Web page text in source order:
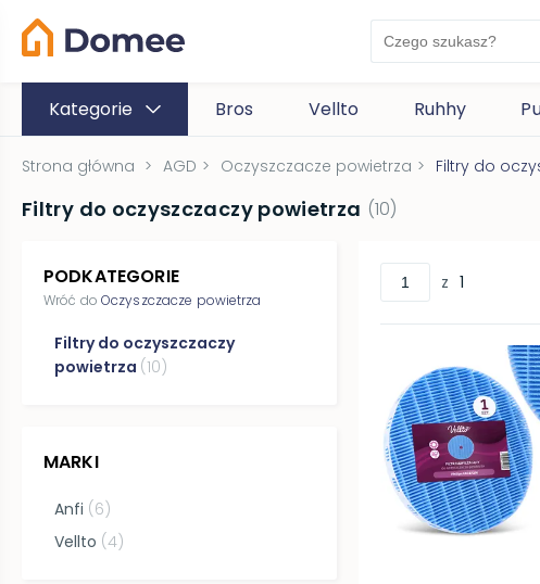
Kategorie Bros Vellto Ruhhy
Strona główna > AGD > Oczyszczacze powietrza > Filtry do
Filtry do oczyszczaczy powietrza (10)
PODKATEGORIE
Wróć do Oczyszczacze powietrza
Filtry do oczyszczaczy
powietrza (10)
MARKI
Anfi (6)
Vellto (4)
z 1